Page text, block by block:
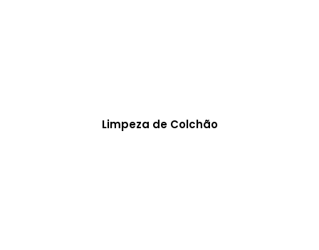
Limpeza de Colchão